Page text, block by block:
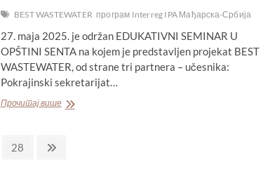
BEST WASTEWATER програм Interreg IPA Мађарска-Србија
27. maja 2025. je održan EDUKATIVNI SEMINAR U
OPŠTINI SENTA na kojem je predstavljen projekat BEST
WASTEWATER, od strane tri partnera – učesnika:
Pokrajinski sekretarijat…
Прочитај вишеEDUKATIVNI
Page
28
Next